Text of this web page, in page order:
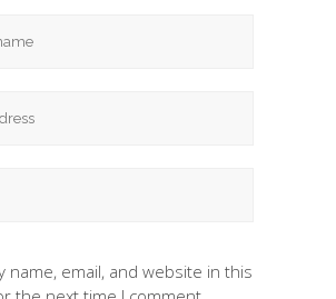
name, email, and website in this